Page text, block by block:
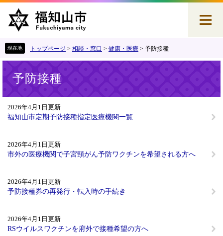
本
トップページ > 相談・窓口 > 健康・医療 > 予防接種
予防接種
2026年4月1日更新
福知山市定期予防接種指定医療機関一覧
2026年4月1日更新
市外の医療機関で子宮頸がん予防ワクチンを希望される方へ
2026年4月1日更新
予防接種券の再発行・転入時の手続き
2026年4月1日更新
RSウイルスワクチンを府外で接種希望の方へ